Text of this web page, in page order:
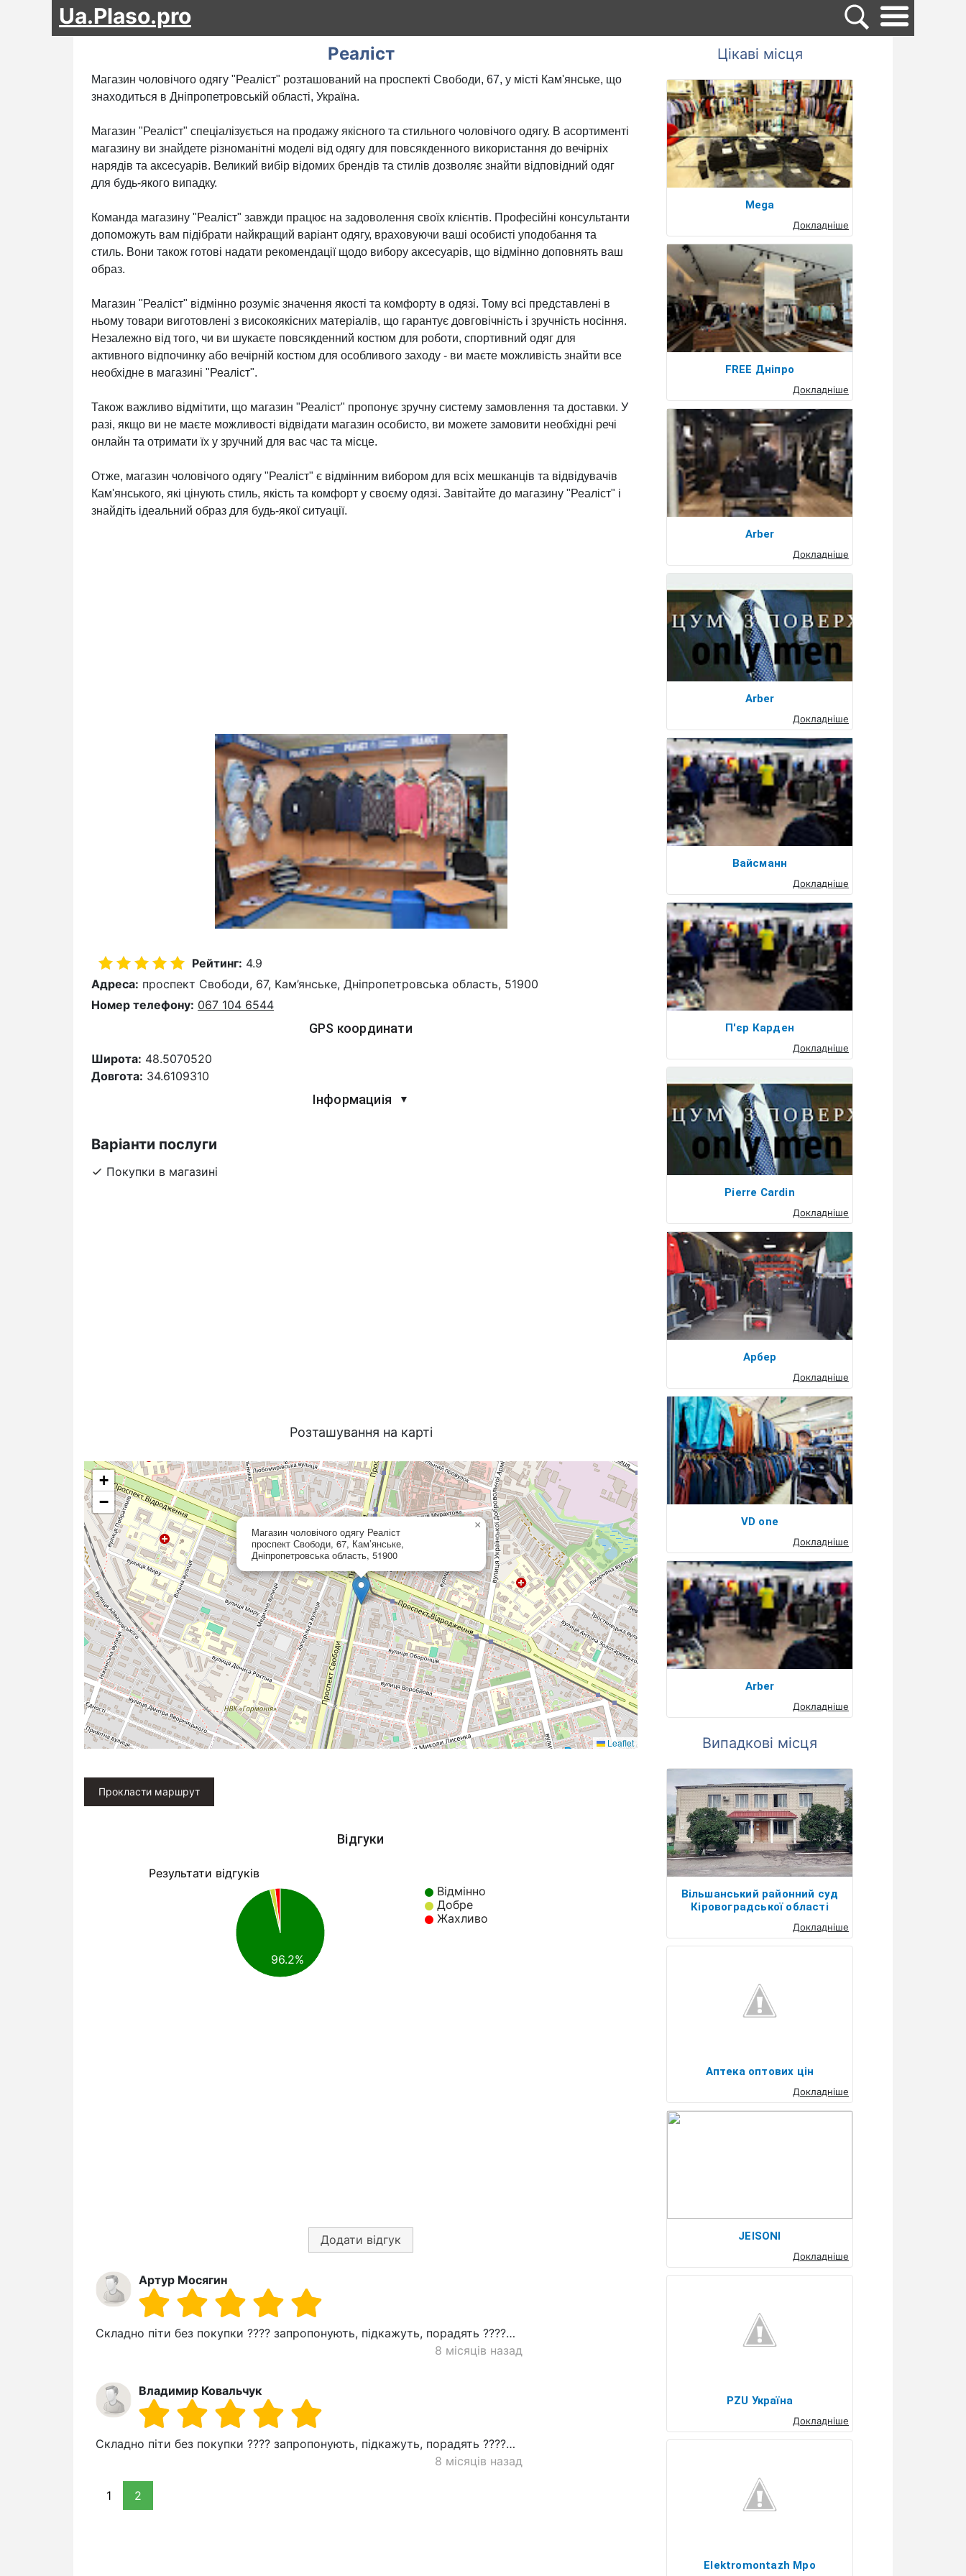
Ua.Plaso.pro
Реаліст
Магазин чоловічого одягу "Реаліст" розташований на проспекті Свободи, 67, у місті Кам'янське, що
знаходиться в Дніпропетровській області, Україна.
Магазин "Реаліст" спеціалізується на продажу якісного та стильного чоловічого одягу. В асортименті
магазину ви знайдете різноманітні моделі від одягу для повсякденного використання до вечірніх
нарядів та аксесуарів. Великий вибір відомих брендів та стилів дозволяє знайти відповідний одяг
для будь-якого випадку.
Команда магазину "Реаліст" завжди працює на задоволення своїх клієнтів. Професійні консультанти
допоможуть вам підібрати найкращий варіант одягу, враховуючи ваші особисті уподобання та
стиль. Вони також готові надати рекомендації щодо вибору аксесуарів, що відмінно доповнять ваш
образ.
Магазин "Реаліст" відмінно розуміє значення якості та комфорту в одязі. Тому всі представлені в
ньому товари виготовлені з високоякісних матеріалів, що гарантує довговічність і зручність носіння.
Незалежно від того, чи ви шукаєте повсякденний костюм для роботи, спортивний одяг для
активного відпочинку або вечірній костюм для особливого заходу - ви маєте можливість знайти все
необхідне в магазині "Реаліст".
Також важливо відмітити, що магазин "Реаліст" пропонує зручну систему замовлення та доставки. У
разі, якщо ви не маєте можливості відвідати магазин особисто, ви можете замовити необхідні речі
онлайн та отримати їх у зручний для вас час та місце.
Отже, магазин чоловічого одягу "Реаліст" є відмінним вибором для всіх мешканців та відвідувачів
Кам'янського, які цінують стиль, якість та комфорт у своєму одязі. Завітайте до магазину "Реаліст" і
знайдіть ідеальний образ для будь-якої ситуації.
Рейтинг: 4.9
Адреса: проспект Свободи, 67, Кам’янське, Дніпропетровська область, 51900
Номер телефону: 067 104 6544
GPS координати
Широта: 48.5070520
Довгота: 34.6109310
Інформациія ▼
Варіанти послуги
Покупки в магазині
Розташування на карті
Магазин чоловічого одягу Реаліст
проспект Свободи, 67, Кам’янське,
Дніпропетровська область, 51900
×
+
−
Leaflet
Прокласти маршрут
Відгуки
Результати відгуків
Відмінно
Добре
Жахливо
96.2%
Додати відгук
Артур Мосягин
Складно піти без покупки ???? запропонують, підкажуть, порадять ????…
8 місяців назад
Владимир Ковальчук
Складно піти без покупки ???? запропонують, підкажуть, порадять ????…
8 місяців назад
1 2
Цікаві місця
Mega
Докладніше
FREE Дніпро
Докладніше
Arber
Докладніше
Arber
Докладніше
Вайсманн
Докладніше
П'єр Карден
Докладніше
Pierre Cardin
Докладніше
Арбер
Докладніше
VD one
Докладніше
Arber
Докладніше
Випадкові місця
Вільшанський районний суд
Кіровоградської області
Докладніше
Аптека оптових цін
Докладніше
JEISONI
Докладніше
PZU Україна
Докладніше
Elektromontazh Mpo